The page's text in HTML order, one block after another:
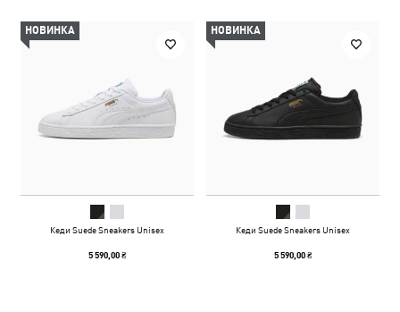
НОВИНКА
Кеди Suede Sneakers Unisex
5 590,00 ₴
НОВИНКА
Кеди Suede Sneakers Unisex
5 590,00 ₴